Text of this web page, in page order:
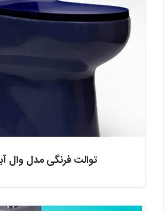
توالت فرنگی مدل وال